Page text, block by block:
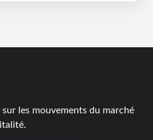
les mouvements du marché